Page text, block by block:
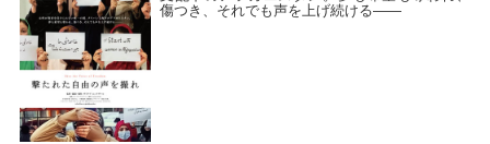
傷つき、それでも声を上げ続ける——